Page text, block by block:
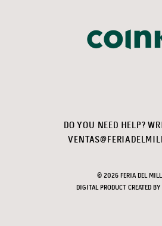
DO YOU NEED HELP?
© 2026 FERIA DEL
DIGITAL PRODUCT CREATED BY